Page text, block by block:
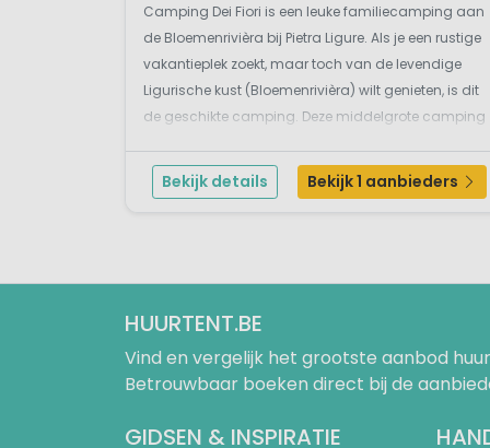
straatjes. De Ligurische kust
olijventeelt. Met name in het
Wat is er te doen?
In Ligurië zijn tal van
historische kernen,
zijn veelal autovrij en vooral
zal in de smaak vallen bij
Liefhebbers van zon, zee en
en anderen hebben een snel
Camping Dei Fiori is een leuke familiecamping aan
de Bloemenrivièra bij Pietra Ligure. Als je een rustige
vakantieplek zoekt, maar toch van de levendige
Ligurische kust (Bloemenrivièra) wilt genieten, is dit
de geschikte camping. Deze middelgrote camping
naar ihet strand (600m), ook de bouleva...
Bekijk details Bekijk 1 aanbieders
HUURTENT.BE
Vind en vergelijk het grootste aanbod
Betrouwbaar boeken direct bij de
GIDSEN & INSPIRATIE